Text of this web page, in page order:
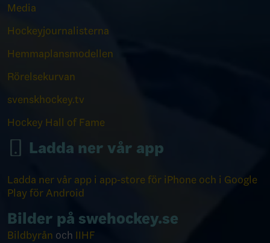
Media
Hockeyjournalisterna
Hemmaplansmodellen
Rörelsekurvan
svenskhockey.tv
Hockey Hall of Fame
Ladda ner vår app
Ladda ner vår app i app-store för iPhone och i Google
Play för Android
Bilder på swehockey.se
Bildbyrån och IIHF